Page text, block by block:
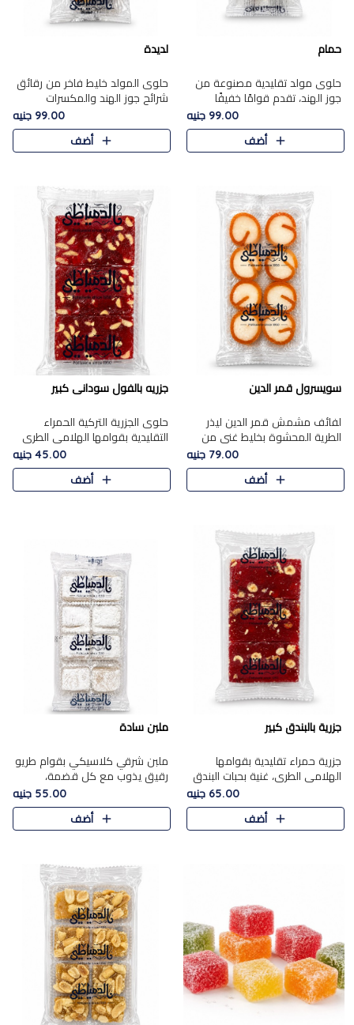
حمام
حلوى مولد تقليدية مصنوعة من
جوز الهند، تقدم قوامًا خفيفًا
ونكهة شرقية أصيلة تجسد روح
الـموسم الأعياد.
99.00 جنيه
أضف
لديدة
حلوى المولد خليط فاخر من رقائق
شرائح جوز الهند والمكسرات
المحمصة، متماسك بشراب حلاوة
الكراميل الخفيفة ليمنحك قرمشة
غنية ومذاقًا شرقيًا أصيلً..
99.00 جنيه
أضف
سويسرول قمر الدين
لفائف مشمش قمر الدين ليذر
الطرية المحشوة بخليط غني من
جوز الهند الأبيض والمكسرات
الفاخرة، يقدم المذاق الحلو
الطبيعي لقمر الدين و تجمع بين
79.00 جنيه
أضف
جزريه بالفول سودانى كبير
حلوى الجزرية التركية الحمراء
التقليدية بقوامها الهلامي الطري
ولونها الأحمر المميز، محشوة
بسخاء بالفول السوداني المحمص
لتمنحك توازنًا رائعًا ..
45.00 جنيه
أضف
جزرية بالبندق كبير
جزرية حمراء تقليدية بقوامها
الهلامي الطري، غنية بحبات البندق
الفاخرة التي تضيف قرمشة راقية
إلى قوامها الناعم، لتقدم مزيجًا
متوازنًا من النكه..
65.00 جنيه
أضف
ملبن سادة
ملبن شرقي كلاسيكي بقوام طريو
رقيق يذوب مع كل قضمة،
مغطى بطبقة ناعمة من السكر
البودرة ليقدم المذاق الأصيل الذي
ارتبط بحلويات المولد التقليدي..
55.00 جنيه
أضف